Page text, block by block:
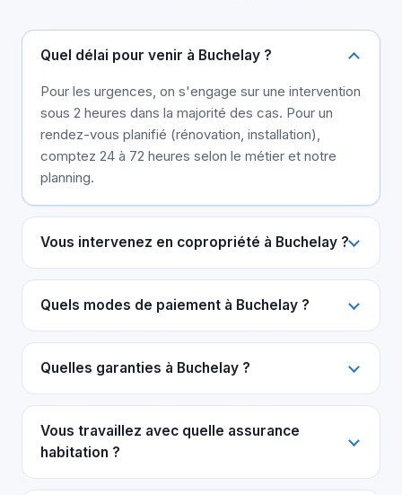
Quel délai pour venir à Buchelay ?
Pour les urgences, on s'engage sur une intervention
sous 2 heures dans la majorité des cas. Pour un
rendez-vous planifié (rénovation, installation),
comptez 24 à 72 heures selon le métier et notre
planning.
Vous intervenez en copropriété à Buchelay ?
Quels modes de paiement à Buchelay ?
Quelles garanties à Buchelay ?
Vous travaillez avec quelle assurance
habitation ?